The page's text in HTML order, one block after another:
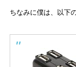
ちなみに僕は、以下